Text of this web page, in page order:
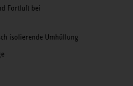
Fortluft bei
isolierende Umhüllung